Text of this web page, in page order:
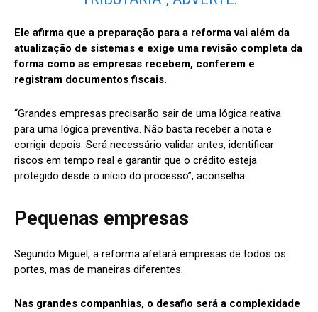
Ele afirma que a preparação para a reforma vai além da
atualização de sistemas e exige uma revisão completa da
forma como as empresas recebem, conferem e
registram documentos fiscais.
“Grandes empresas precisarão sair de uma lógica reativa
para uma lógica preventiva. Não basta receber a nota e
corrigir depois. Será necessário validar antes, identificar
riscos em tempo real e garantir que o crédito esteja
protegido desde o início do processo”, aconselha.
Pequenas empresas
Segundo Miguel, a reforma afetará empresas de todos os
portes, mas de maneiras diferentes.
Nas grandes companhias, o desafio será a complexidade